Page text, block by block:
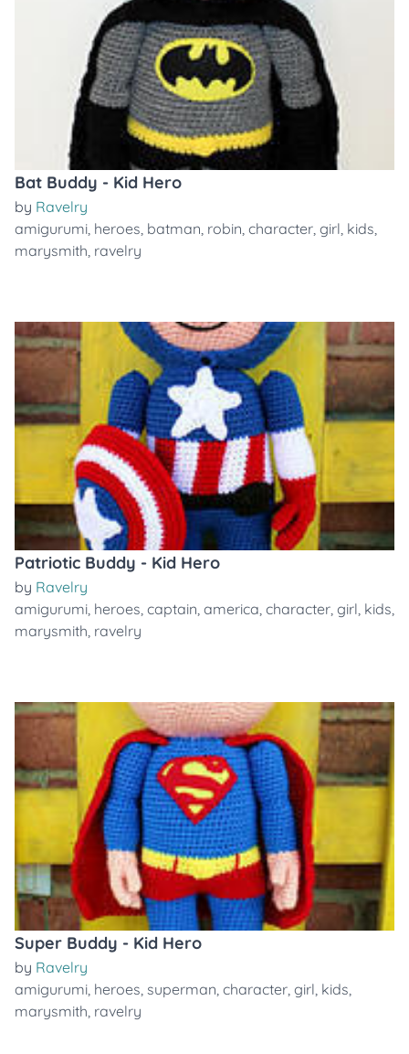
Bat Buddy - Kid Hero
by Ravelry
amigurumi, heroes, batman, robin, character, girl, kids,
marysmith, ravelry
Patriotic Buddy - Kid Hero
by Ravelry
amigurumi, heroes, captain, america, character, girl, kids,
marysmith, ravelry
Super Buddy - Kid Hero
by Ravelry
amigurumi, heroes, superman, character, girl, kids,
marysmith, ravelry